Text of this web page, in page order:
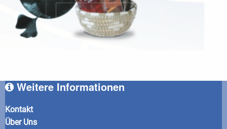
Weitere Informationen
Kontakt
Über Uns